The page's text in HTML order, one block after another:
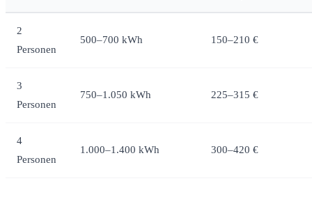
2
Personen
500–700 kWh 150–210 €
3
Personen
750–1.050 kWh 225–315 €
4
Personen
1.000–1.400 kWh 300–420 €